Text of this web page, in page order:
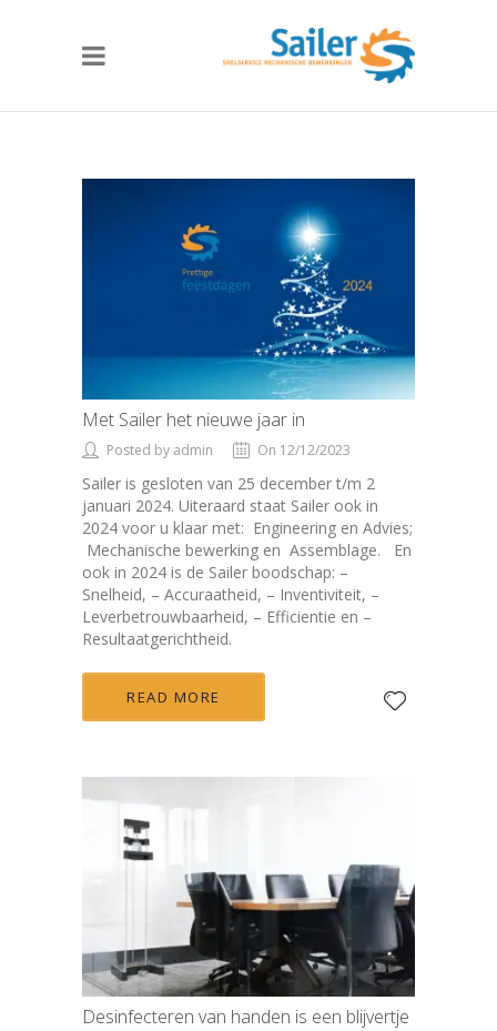
Met Sailer het nieuwe jaar in
Posted by admin On 12/12/2023
Sailer is gesloten van 25 december t/m 2
januari 2024. Uiteraard staat Sailer ook in
2024 voor u klaar met: Engineering en Advies;
Mechanische bewerking en Assemblage. En
ook in 2024 is de Sailer boodschap: –
Snelheid, – Accuraatheid, – Inventiviteit, –
Leverbetrouwbaarheid, – Efficientie en –
Resultaatgerichtheid.
READ MORE
Desinfecteren van handen is een blijvertje